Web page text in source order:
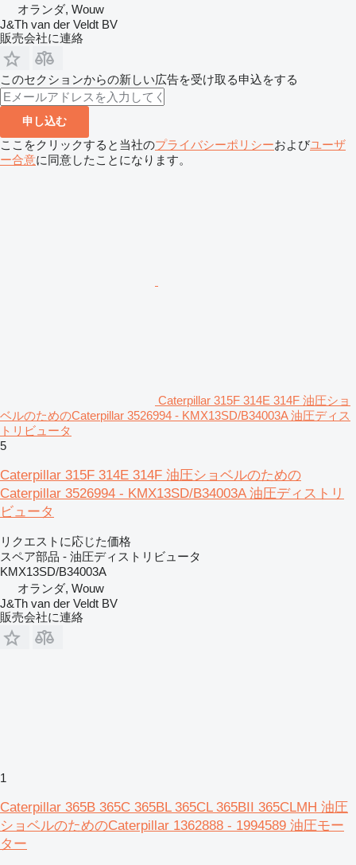
オランダ, Wouw
J&Th van der Veldt BV
販売会社に連絡
このセクションからの新しい広告を受け取る申込をする
申し込む
ここをクリックすると当社のプライバシーポリシーおよびユーザ
ー合意に同意したことになります。
Caterpillar 315F 314E 314F 油圧ショ
ベルのためのCaterpillar 3526994 - KMX13SD/B34003A 油圧ディス
トリビュータ
5
Caterpillar 315F 314E 314F 油圧ショベルのための
Caterpillar 3526994 - KMX13SD/B34003A 油圧ディストリ
ビュータ
リクエストに応じた価格
スペア部品 - 油圧ディストリビュータ
KMX13SD/B34003A
オランダ, Wouw
J&Th van der Veldt BV
販売会社に連絡
1
Caterpillar 365B 365C 365BL 365CL 365BII 365CLMH 油圧
ショベルのためのCaterpillar 1362888 - 1994589 油圧モー
ター